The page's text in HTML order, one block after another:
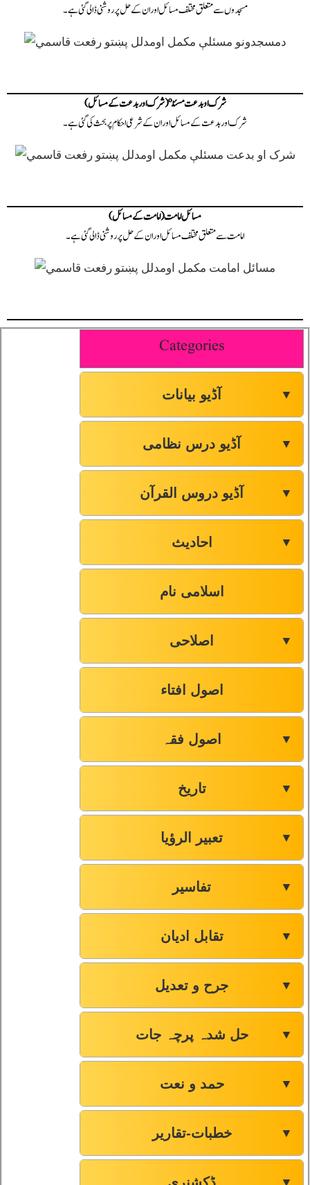
مسجدوں سے متعلق مختلف مسائل اور ان کے حل پر روشنی ڈالی گئی ہے۔
شرک او بدعت مسئلې (شرک اور بدعت کے مسائل)
شرک اور بدعت کے مسائل اور ان کے شرعی احکام پر بحث کی گئی ہے۔
مسائل امامت (امامت کے مسائل)
امامت سے متعلق مختلف مسائل اور ان کے حل پر روشنی ڈالی گئی ہے۔
Categories
آڈیو بیانات ▼
آڈیو درس نظامی ▼
آڈیو دروس القرآن ▼
احادیث ▼
اسلامی نام
اصلاحی ▼
اصول افتاء
اصول فقہ ▼
تاریخ ▼
تعبیر الرؤیا ▼
تفاسیر ▼
تقابل ادیان ▼
جرح و تعدیل ▼
حل شدہ پرچہ جات ▼
حمد و نعت ▼
خطبات-تقاریر ▼